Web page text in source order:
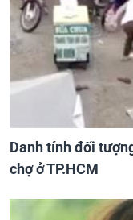
Danh tính đối
chợ ở TP.HCM